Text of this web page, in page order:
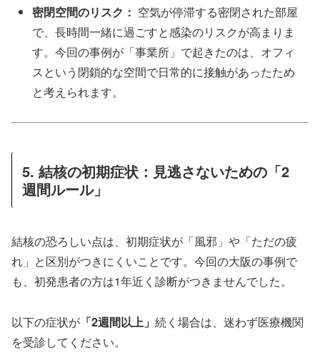
密閉空間のリスク： 空気が停滞する密閉された部屋
で、長時間一緒に過ごすと感染のリスクが高まりま
す。今回の事例が「事業所」で起きたのは、オフィ
スという閉鎖的な空間で日常的に接触があったため
と考えられます。
5. 結核の初期症状：見逃さないための「2
週間ルール」
結核の恐ろしい点は、初期症状が「風邪」や「ただの疲
れ」と区別がつきにくいことです。今回の大阪の事例で
も、初発患者の方は1年近く診断がつきませんでした。
以下の症状が 「2週間以上」 続く場合は、迷わず医療機関
を受診してください。